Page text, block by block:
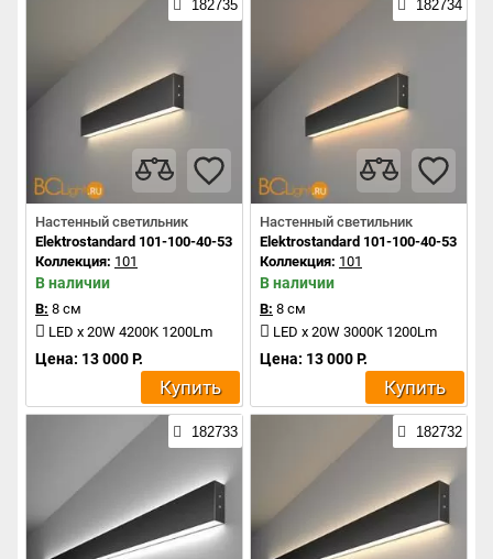
182735
Настенный светильник
Elektrostandard 101-100-40-53 a042924
Коллекция: 101
В наличии
В: 8 см
LED x 20W 4200K 1200Lm
Цена: 13 000 Р.
Купить
182734
Настенный светильник
Elektrostandard 101-100-40-53
Коллекция: 101
В наличии
В: 8 см
LED x 20W 3000K 1200Lm
Цена: 13 000 Р.
Купить
182733 182732